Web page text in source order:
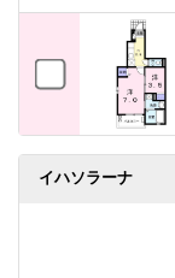
イハソラーナ